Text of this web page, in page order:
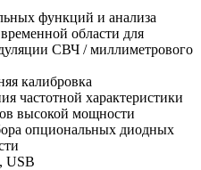
функций и анализа
области для
СВЧ / миллиметрового
калибровка
частотной характеристики
высокой мощности
опциональных диодных
USB